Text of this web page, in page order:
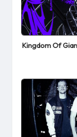
Posted
in
Kingdom Of